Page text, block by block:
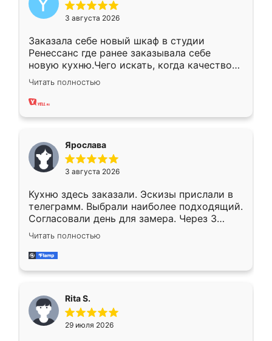
3 августа 2026
Заказала себе новый шкаф в студии
Ренессанс где ранее заказывала себе
новую кухню.Чего искать, когда качеством
вполне довольна. Служит кухня уже почти
два года, нареканий нет.
Читать полностью
Ярослава
3 августа 2026
Кухню здесь заказали. Эскизы прислали в
телеграмм. Выбрали наиболее подходящий.
Согласовали день для замера. Через 3
недели кухня была уже готова. Остались
довольны работой. Спасибо Ренессанс
мебель за качественную работу!
Читать полностью
Rita S.
29 июля 2026